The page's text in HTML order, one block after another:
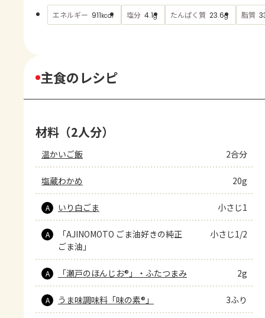
エネルギー 911kcal 塩分 4.1g たんぱく質 23.6g 脂質
主食のレシピ
材料（2人分）
温かいご飯 2合分
塩蔵わかめ 20g
A いり白ごま 小さじ1
A
「AJINOMOTO ごま油好きの純正
ごま油」
小さじ1/2
A 「瀬戸のほんじお®」・ふたつまみ 2g
A うま味調味料「味の素®」 3ふり